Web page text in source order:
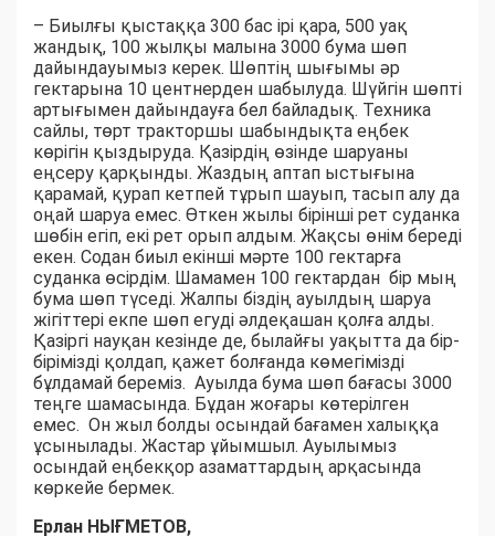
– Биылғы қыстаққа 300 бас ірі қара, 500 уақ
жандық, 100 жылқы малына 3000 бума шөп
дайындауымыз керек. Шөптің шығымы әр
гектарына 10 центнерден шабылуда. Шүйгін шөпті
артығымен дайындауға бел байладық. Техника
сайлы, төрт тракторшы шабындықта еңбек
көрігін қыздыруда. Қазірдің өзінде шаруаны
еңсеру қарқынды. Жаздың аптап ыстығына
қарамай, қурап кетпей тұрып шауып, тасып алу да
оңай шаруа емес. Өткен жылы бірінші рет суданка
шөбін егіп, екі рет орып алдым. Жақсы өнім береді
екен. Содан биыл екінші мәрте 100 гектарға
суданка өсірдім. Шамамен 100 гектардан бір мың
бума шөп түседі. Жалпы біздің ауылдың шаруа
жігіттері екпе шөп егуді әлдеқашан қолға алды.
Қазіргі науқан кезінде де, былайғы уақытта да бір-
бірімізді қолдап, қажет болғанда көмегімізді
бұлдамай береміз. Ауылда бума шөп бағасы 3000
теңге шамасында. Бұдан жоғары көтерілген
емес. Он жыл болды осындай бағамен халыққа
ұсынылады. Жастар ұйымшыл. Ауылымыз
осындай еңбекқор азаматтардың арқасында
көркейе бермек.
Ерлан НЫҒМЕТОВ,